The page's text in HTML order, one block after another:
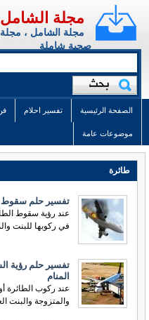
مجلة الشامل
مجلة الشامل ، مجلة
صحية شاملة
الصفحة الرئيسية تفسير احلام
موضوعات عامة
طائرة
تفسير حلم سقوط
عند رؤية سقوط
في ركوبها للبنت
تفسير حلم رؤية
المنام
عند ركوب الطائرة
والمتزوجة والبنت